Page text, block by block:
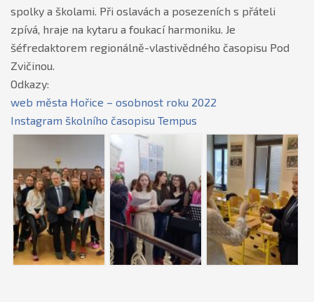
spolky a školami. Při oslavách a posezeních s přáteli
zpívá, hraje na kytaru a foukací harmoniku. Je
šéfredaktorem regionálně-vlastivědného časopisu Pod
Zvičinou.
Odkazy:
web města Hořice – osobnost roku 2022
Instagram školního časopisu Tempus